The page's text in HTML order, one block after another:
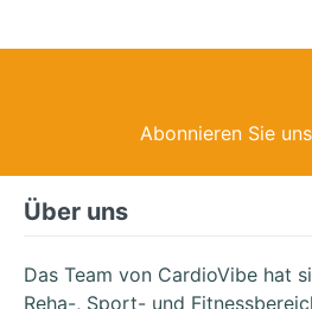
Abonnieren Sie
Über uns
Das Team von CardioVibe hat
Reha-, Sport- und